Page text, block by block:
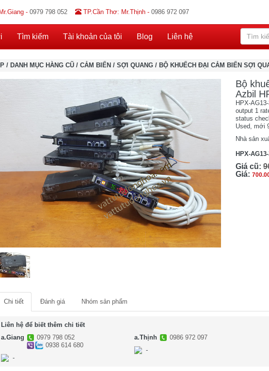
- 0979 798 052 TP.Cần Thơ: Mr.Thịnh - 0986 972 097
Tìm kiếm Tài khoản của tôi Blog Liên hệ
/ DANH MỤC HÀNG CŨ/ CẢM BIẾN / SỢI QUANG/ BỘ KHUẾCH ĐẠI CẢM BIẾN SỢI
Bộ
Azbil
HPX-
output 1
status
Used, mới
Nhà sản
HPX-
Giá cũ:
Giá:
Chi tiết Đánh giá Nhóm sản phẩm
Liên hệ để biết thêm chi tiết
a.Giang
0979 798 052
0938 614 680
-
a.Thịnh
0986 972 097
-